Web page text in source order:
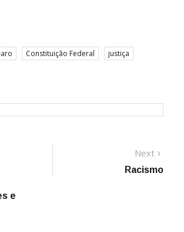
Constituição Federal
justiça
e
Next
post:
Racismo